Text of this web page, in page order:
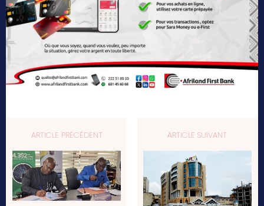
ARTICLE PRÉCÉDENT ARTICLE SUIVANT